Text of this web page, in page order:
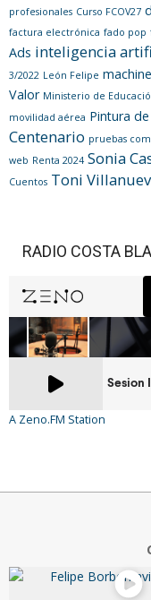
profesionales Curso FCOV27
factura electrónica fado pop
Ads inteligencia
3/2022 León Felipe
Valor Ministerio de
movilidad aérea Pintura
Centenario pruebas
web Renta 2024 Sonia
Cuentos Toni
RADIO COSTA
A Zeno.FM Station